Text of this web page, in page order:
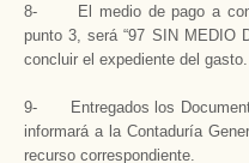
8- El medio de pago a
punto 3, será “97 SIN MEDIO
concluir el expediente del gasto.
9- Entregados los
informará a la Contaduría
recurso correspondiente.